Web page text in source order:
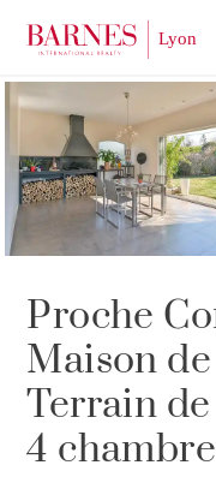
VENDU PAR BARNES
Proche
Maison
Terrain de
4